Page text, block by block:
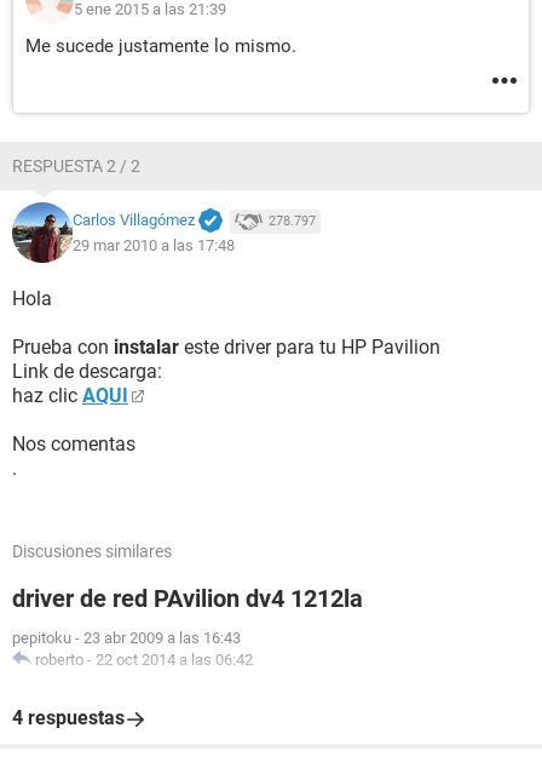
5 ene 2015 a las 21:39
Me sucede justamente lo mismo.
RESPUESTA 2 / 2
Carlos Villagómez 278.797
29 mar 2010 a las 17:48
Hola
Prueba con instalar este driver para tu HP Pavilion
Link de descarga:
haz clic AQUI
Nos comentas
.
Discusiones similares
driver de red PAvilion dv4 1212la
pepitoku - 23 abr 2009 a las 16:43
roberto - 22 oct 2014 a las 06:42
4 respuestas